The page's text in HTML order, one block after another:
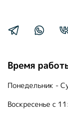
Время
Понедельник -
Воскресенье с